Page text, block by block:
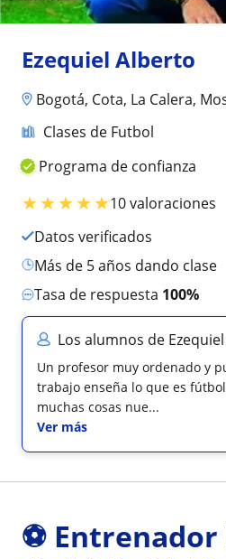
Ezequiel Alberto
Bogotá, Cota, La Calera,
Clases de Futbol
Programa de confianza
★★★★★10 valoraciones
Datos verificados
más de 5 años dando clase
Tasa de respuesta 100%
Los alumnos de
Un profesor muy ordenado y puntual dedicado a su
trabajo enseña lo que es
muchas cosas nue...
Ver más
⚽